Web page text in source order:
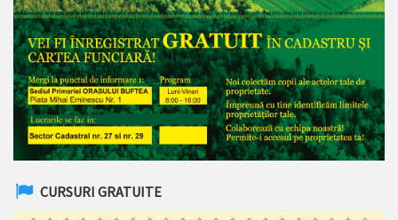
CURSURI GRATUITE